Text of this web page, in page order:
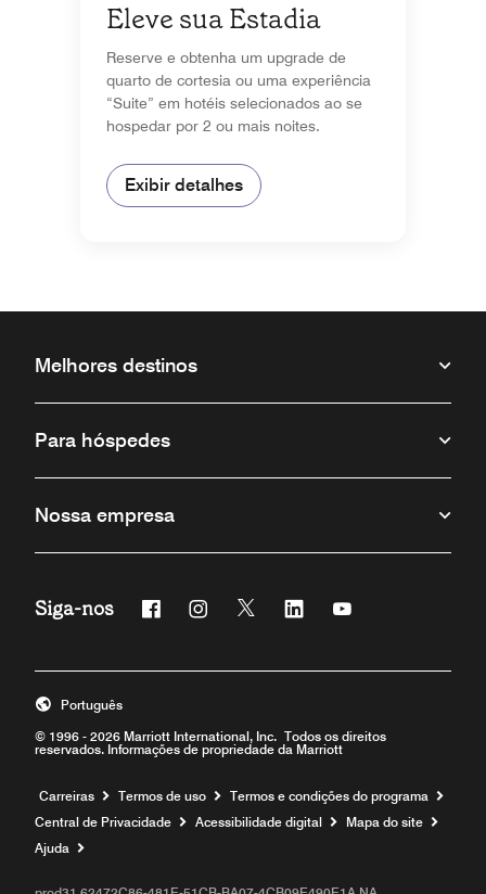
Eleve sua Estadia
Reserve e obtenha um upgrade de
quarto de cortesia ou uma experiência
“Suite” em hotéis selecionados ao se
hospedar por 2 ou mais noites.
Exibir detalhes
Melhores destinos
Para hóspedes
Nossa empresa
Siga-nos FacebookInstagram
Twitter Linkedin
© 1996 - 2026 Marriott International, Inc. Todos os direitos
reservados. Informações de propriedade da Marriott
Português
Carreiras Termos de uso
Termos e condições do programa
Central de Privacidade
Acessibilidade digital
Mapa do site
Ajuda